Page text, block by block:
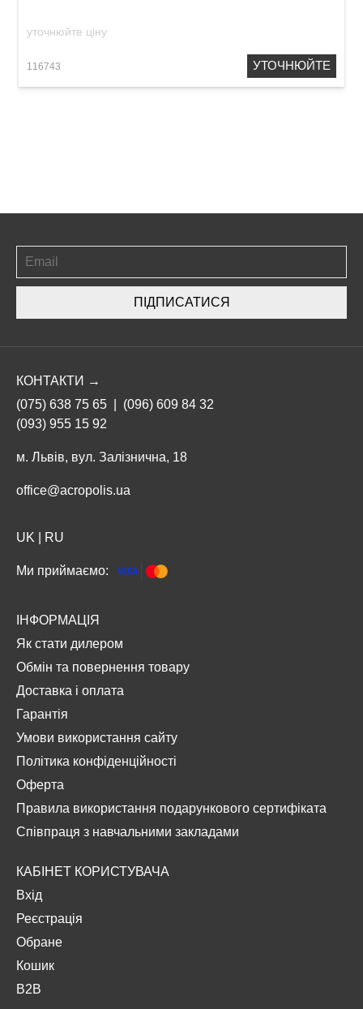
уточнюйте ціну
116743 УТОЧНЮЙТЕ
ПІДПИСАТИСЯ
КОНТАКТИ →
(075) 638 75 65
(096) 609 84 32
(093) 955 15 92
м. Львів, вул. Залізнична, 18
office@acropolis.ua
UK RU
Ми приймаємо:
ІНФОРМАЦІЯ
Як стати дилером
Обмін та повернення товару
Доставка і оплата
Гарантія
Умови використання сайту
Політика конфіденційності
Оферта
Правила використання подарункового сертифіката
Співпраця з навчальними закладами
КАБІНЕТ КОРИСТУВАЧА
Вхід
Реєстрація
Обране
Кошик
B2B